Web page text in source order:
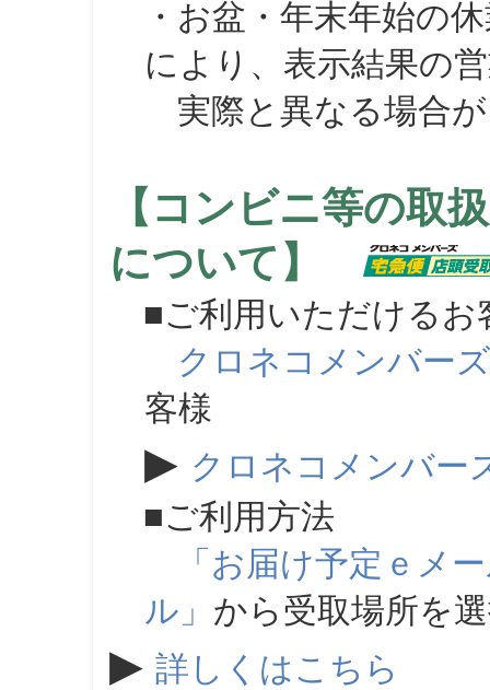
・お盆・年末年始の
により、表示結果の
実際と異なる場合が
【コンビニ等の取
について】
■ご利用いただけるお
クロネコメンバーズ
客様
▶ クロネコメンバー
■ご利用方法
「お届け予定ｅメ
ル」 から受取場所を
▶ 詳しくはこちら